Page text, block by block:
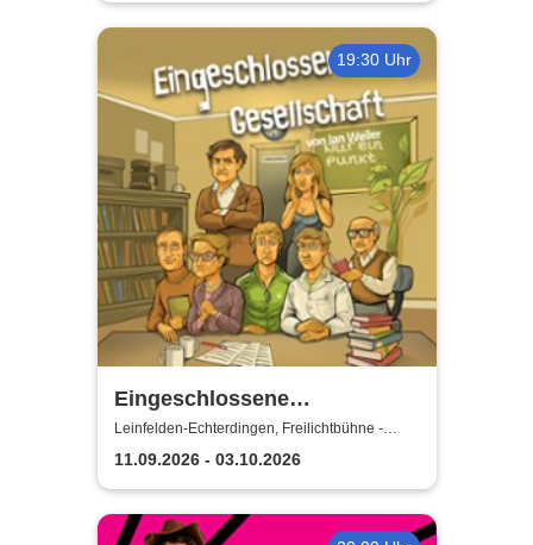
19:30 Uhr
Eingeschlossene
Gesellschaft - Theater unter
den Kuppeln
Leinfelden-Echterdingen, Freilichtbühne -
Theater u. d. Kuppeln
11.09.2026 - 03.10.2026